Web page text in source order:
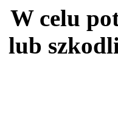
W celu
lub